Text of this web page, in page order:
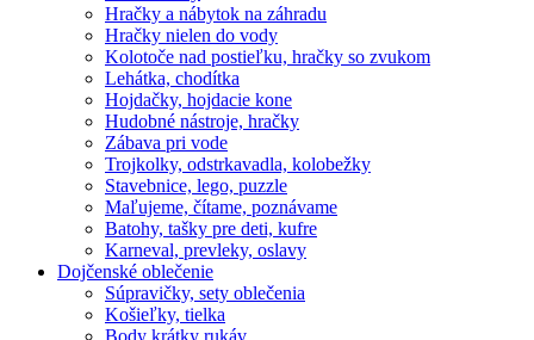
Hračky a nábytok na záhradu
Hračky nielen do vody
Kolotoče nad postieľku, hračky so zvukom
Lehátka, chodítka
Hojdačky, hojdacie kone
Hudobné nástroje, hračky
Zábava pri vode
Trojkolky, odstrkavadla, kolobežky
Stavebnice, lego, puzzle
Maľujeme, čítame, poznávame
Batohy, tašky pre deti, kufre
Karneval, prevleky, oslavy
Dojčenské oblečenie
Súpravičky, sety oblečenia
Košieľky, tielka
Body krátky rukáv